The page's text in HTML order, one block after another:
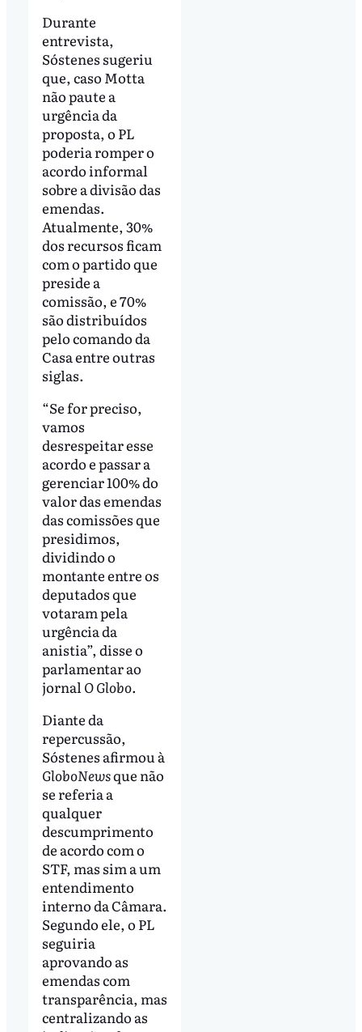
Durante
entrevista,
Sóstenes sugeriu
que, caso Motta
não paute a
urgência da
proposta, o PL
poderia romper o
acordo informal
sobre a divisão das
emendas.
Atualmente, 30%
dos recursos ficam
com o partido que
preside a
comissão, e 70%
são distribuídos
pelo comando da
Casa entre outras
siglas.
“Se for preciso,
vamos
desrespeitar esse
acordo e passar a
gerenciar 100% do
valor das emendas
das comissões que
presidimos,
dividindo o
montante entre os
deputados que
votaram pela
urgência da
anistia”, disse o
parlamentar ao
jornal O Globo.
Diante da
repercussão,
Sóstenes afirmou à
GloboNewsque não
se referia a
qualquer
descumprimento
de acordo com o
STF, mas sim a um
entendimento
interno da Câmara.
Segundo ele, o PL
seguiria
aprovando as
emendas com
transparência, mas
centralizando as